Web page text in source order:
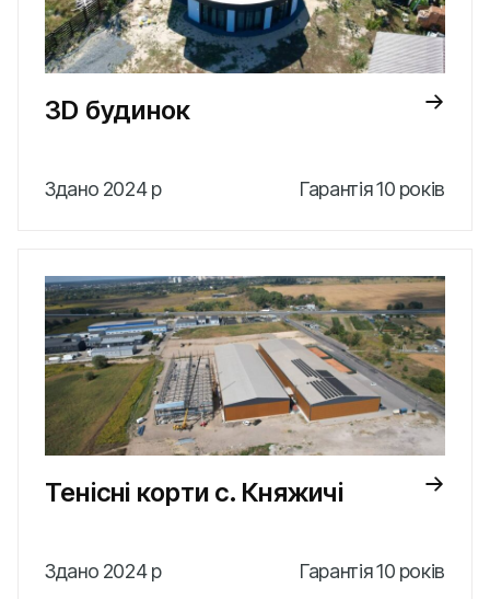
3D будинок
Здано 2024 р Гарантія 10 років
Тенісні корти с. Княжичі
Здано 2024 р Гарантія 10 років